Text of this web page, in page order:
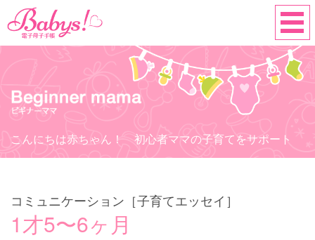
こんにちは赤ちゃん！ 初心者ママの子育てをサポート
コミュニケーション［子育てエッセイ］
1才5〜6ヶ月